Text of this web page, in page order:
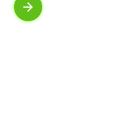
AP č. 8